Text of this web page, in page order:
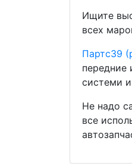
Ищите
всех
Партс39
передние
системи
Не надо
все